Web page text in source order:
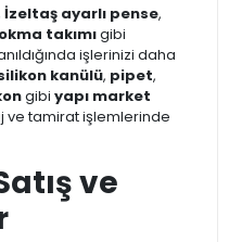
İzeltaş ayarlı pense,
takımıgibi
işlerinizi daha
kanülü, pipet,
gibi yapı market
ve tamirat işlemlerinde
ve